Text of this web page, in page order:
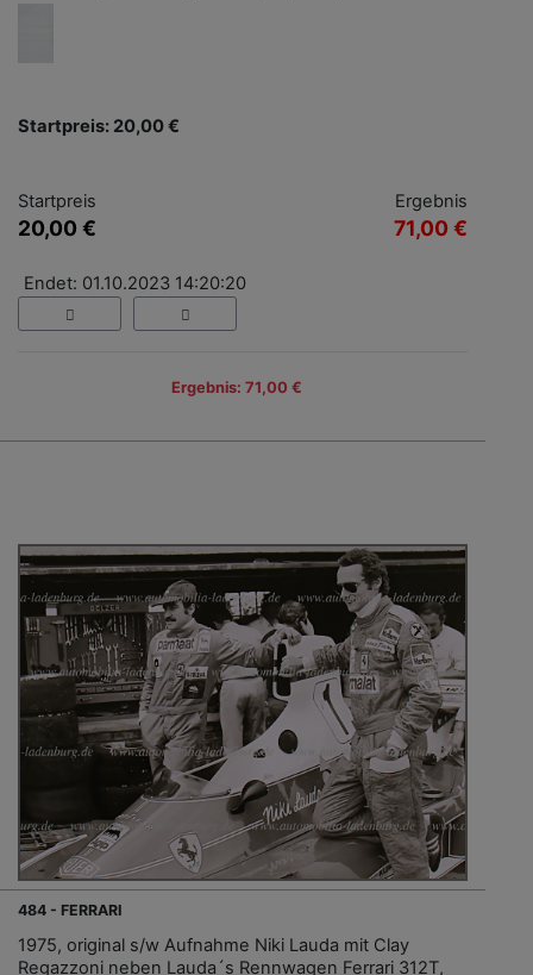
Startpreis: 20,00 €
Startpreis
20,00 €
Ergebnis
71,00 €
Endet: 01.10.2023 14:20:20
Ergebnis: 71,00 €
484 - FERRARI
1975, original s/w Aufnahme Niki Lauda mit Clay
Regazzoni neben Lauda´s Rennwagen Ferrari 312T,